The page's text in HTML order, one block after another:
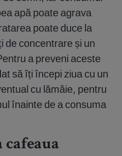
apă poate agrava
poate duce la
de concentrare și un
a preveni aceste
să îți începi ziua cu un
cu lămâie, pentru
înainte de a consuma
cafeaua